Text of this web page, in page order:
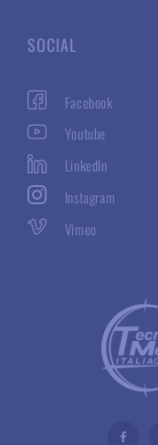
SOCIAL
Facebook
Youtube
LinkedIn
Instagram
Vimeo